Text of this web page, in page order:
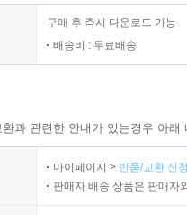
구매 후 즉시 다운로드 가능
배송비 : 무료배송
과 관련한 안내가 있는경우 아
마이페이지 > 반품/교환 신
판매자 배송 상품은 판매자